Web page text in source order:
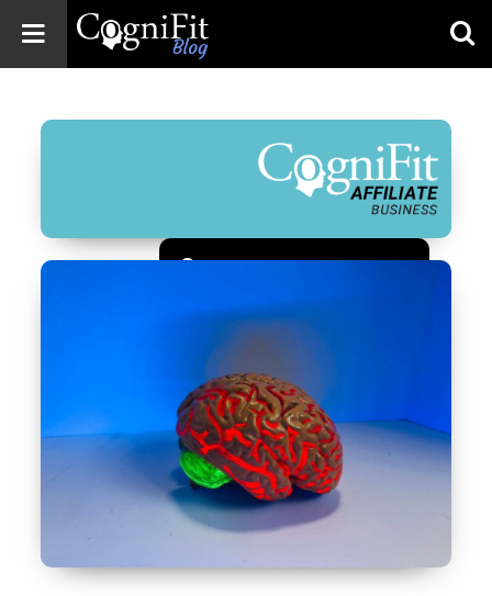
Blog: Brain
Wellness
Зарегистрироваться